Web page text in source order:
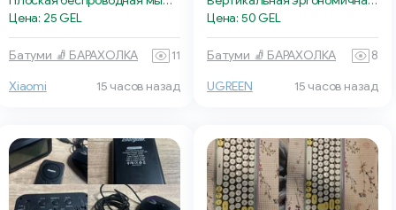
Цена: 25 GEL
Батуми 🧦 БАРАХОЛКА 11
Xiaomi 15 часов назад
Цена: 50 GEL
Батуми 🧦 БАРАХОЛКА 8
UGREEN 15 часов назад